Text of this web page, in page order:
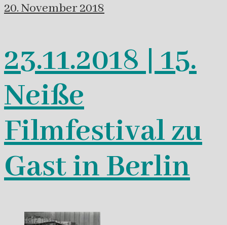
20. November 2018
23.11.2018 | 15.
Neiße
Filmfestival zu
Gast in Berlin